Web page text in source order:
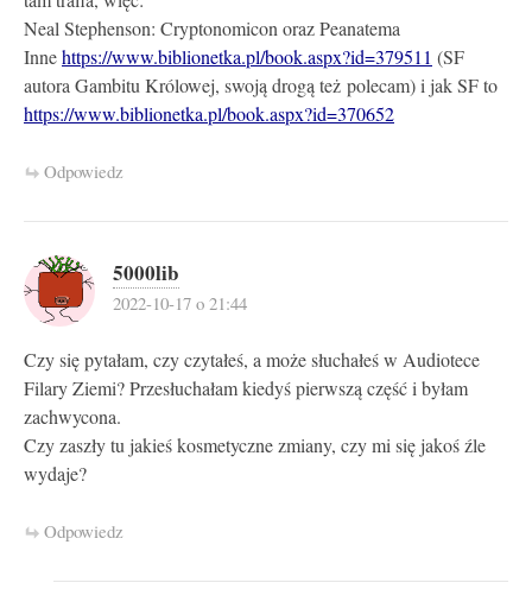
Neal Stephenson: Cryptonomicon oraz Peanatema
Innehttps://www.biblionetka.pl/book.aspx?id=379511 (SF
autora Gambitu Królowej, swoją drogą też polecam) i jak SF to
https://www.biblionetka.pl/book.aspx?id=370652
Odpowiedz
5000lib
2022-10-17 o 21:44
Czy się pytałam, czy czytałeś, a może słuchałeś w Audiotece
Filary Ziemi? Przesłuchałam kiedyś pierwszą część i byłam
zachwycona.
Czy zaszły tu jakieś kosmetyczne zmiany, czy mi się jakoś źle
wydaje?
Odpowiedz